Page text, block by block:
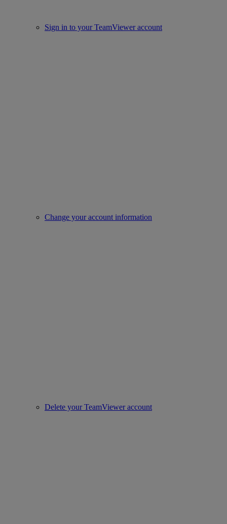
Sign in to your TeamViewer account
Change your account information
Delete your TeamViewer account